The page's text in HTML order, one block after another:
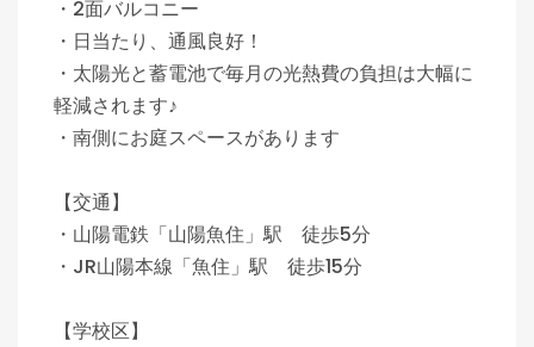
・2面バルコニー
・日当たり、通風良好！
・太陽光と蓄電池で毎月の光熱費の負担は大幅に
軽減されます♪
・南側にお庭スペースがあります
【交通】
・山陽電鉄「山陽魚住」駅 徒歩5分
・JR山陽本線「魚住」駅 徒歩15分
【学校区】